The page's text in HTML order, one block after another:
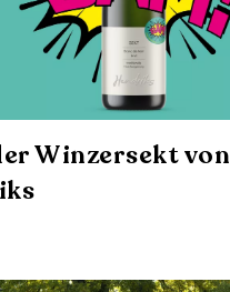
Winzersekt von